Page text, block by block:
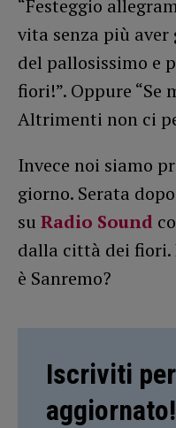
“Festeggio
vita senza più
del pallosissimo e
fiori!”. Oppure “Se
Altrimenti non ci
Invece noi siamo
giorno. Serata
su Radio Sound
dalla città dei fiori.
è Sanremo?
Iscriviti
aggiornato!